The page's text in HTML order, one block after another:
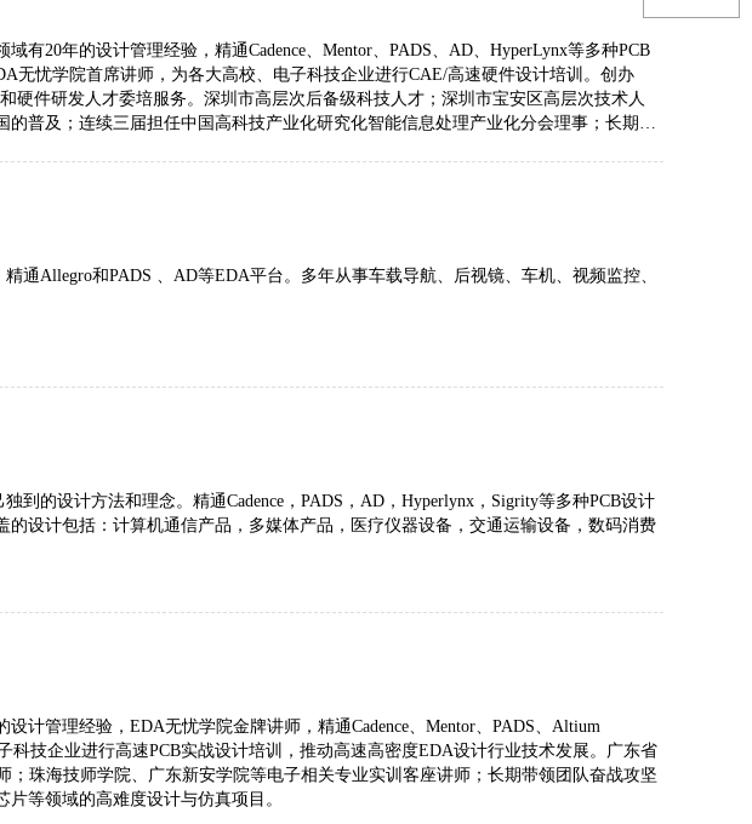
20年的设计管理经验，精通Cadence、Mentor、PADS、AD、HyperLynx等多种PCB
无忧学院首席讲师，为各大高校、电子科技企业进行CAE/高速硬件设计培训。创办
硬件研发人才委培服务。深圳市高层次后备级科技人才；深圳市宝安区高层次技术人
普及；连续三届担任中国高科技产业化研究化智能信息处理产业化分会理事；长期担
通Allegro和PADS 、AD等EDA平台。多年从事车载导航、后视镜、车机、视频监控、
到的设计方法和理念。精通Cadence，PADS，AD，Hyperlynx，Sigrity等多种PCB设计
设计包括：计算机通信产品，多媒体产品，医疗仪器设备，交通运输设备，数码消费
计管理经验，EDA无忧学院金牌讲师，精通Cadence、Mentor、PADS、Altium
科技企业进行高速PCB实战设计培训，推动高速高密度EDA设计行业技术发展。广东省
珠海技师学院、广东新安学院等电子相关专业实训客座讲师；长期带领团队奋战攻坚
等领域的高难度设计与仿真项目。